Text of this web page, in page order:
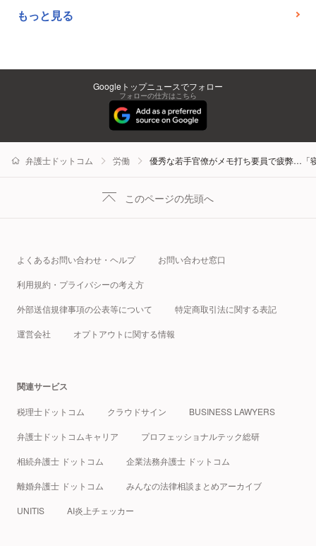
もっと見る
Googleトップニュースでフォロー
フォローの仕方はこちら
弁護士ドットコム 労働 優秀な若手官僚がメモ打ち要員で疲弊…「
このページの先頭へ
よくあるお問い合わせ・ヘルプ お問い合わせ窓口
利用規約・プライバシーの考え方
外部送信規律事項の公表等について 特定商取引法に関する表記
運営会社 オプトアウトに関する情報
関連サービス
税理士ドットコム クラウドサイン BUSINESS LAWYERS
弁護士ドットコムキャリア プロフェッショナルテック総研
相続弁護士 ドットコム 企業法務弁護士 ドットコム
離婚弁護士 ドットコム みんなの法律相談まとめアーカイブ
UNITIS AI炎上チェッカー